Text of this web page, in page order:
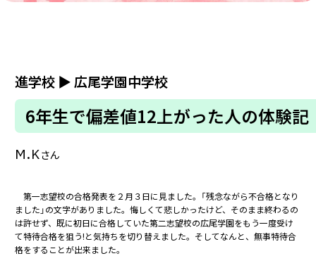
進学校 ▶広尾学園中学校
6年生で偏差値12上がった人の体験記
M.Kさん
第一志望校の合格発表を２月３日に見ました。「残念ながら不合格となり
ました」の文字がありました。悔しくて悲しかったけど、そのまま終わるの
は許せず、既に初日に合格していた第二志望校の広尾学園をもう一度受け
て特待合格を狙う!と気持ちを切り替えました。そしてなんと、無事特待合
格をすることが出来ました。